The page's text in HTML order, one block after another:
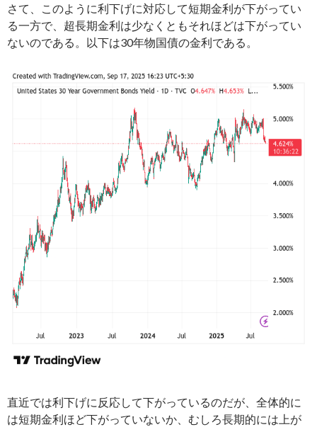
さて、このように利下げに対応して短期金利が下がってい
る一方で、超長期金利は少なくともそれほどは下がってい
ないのである。以下は30年物国債の金利である。
直近では利下げに反応して下がっているのだが、全体的に
は短期金利ほど下がっていないか、むしろ長期的には上が